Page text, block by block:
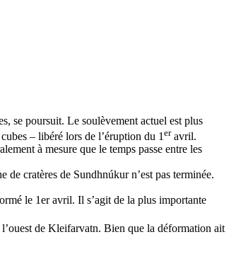
se poursuit. Le soulèvement actuel est plus
– libéré lors de l’éruption du 1 eravril.
à mesure que le temps passe entre les
cratères de Sundhnúkur n’est pas terminée.
le 1er avril. Il s’agit de la plus importante
de Kleifarvatn. Bien que la déformation ait